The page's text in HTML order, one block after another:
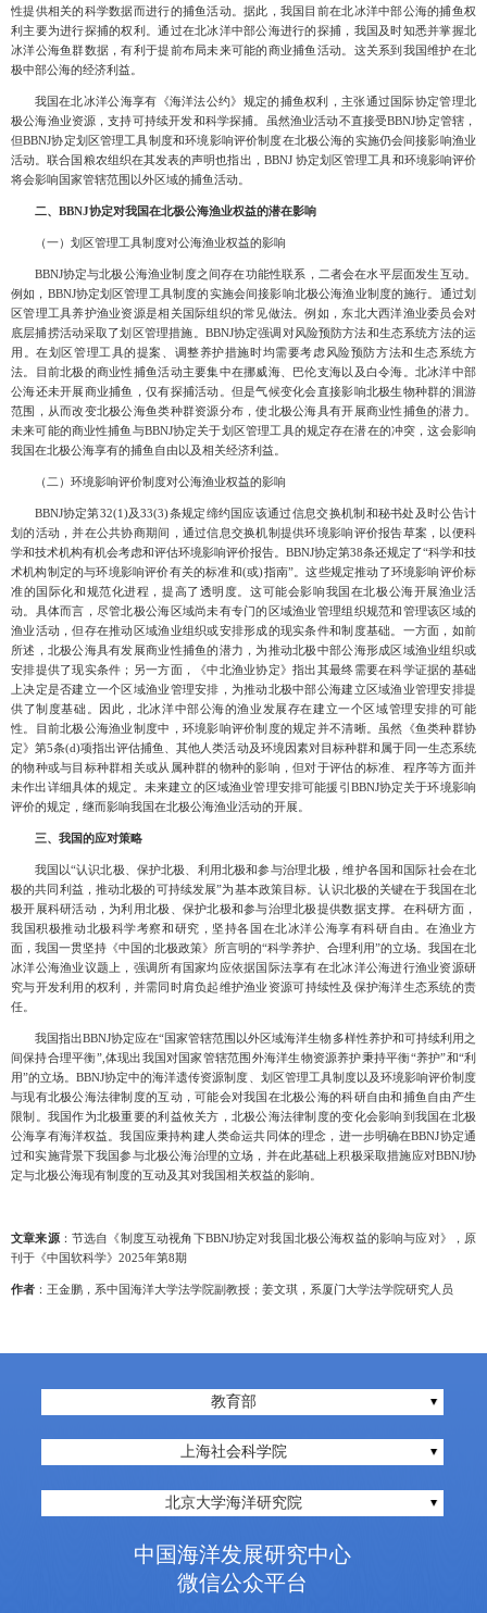
性提供相关的科学数据而进行的捕鱼活动。据此，我国目前在北冰洋中部公海的捕鱼权
利主要为进行探捕的权利。通过在北冰洋中部公海进行的探捕，我国及时知悉并掌握北
冰洋公海鱼群数据，有利于提前布局未来可能的商业捕鱼活动。这关系到我国维护在北
极中部公海的经济利益。
我国在北冰洋公海享有《海洋法公约》规定的捕鱼权利，主张通过国际协定管理北
极公海渔业资源，支持可持续开发和科学探捕。虽然渔业活动不直接受BBNJ协定管辖，
但BBNJ协定划区管理工具制度和环境影响评价制度在北极公海的实施仍会间接影响渔业
活动。联合国粮农组织在其发表的声明也指出，BBNJ 协定划区管理工具和环境影响评价
将会影响国家管辖范围以外区域的捕鱼活动。
二、 BBNJ协定对我国在北极公海渔业权益的潜在影响
（一）划区管理工具制度对公海渔业权益的影响
BBNJ协定与北极公海渔业制度之间存在功能性联系，二者会在水平层面发生互动。
例如，BBNJ协定划区管理工具制度的实施会间接影响北极公海渔业制度的施行。通过划
区管理工具养护渔业资源是相关国际组织的常见做法。例如，东北大西洋渔业委员会对
底层捕捞活动采取了划区管理措施。BBNJ协定强调对风险预防方法和生态系统方法的运
用。在划区管理工具的提案、调整养护措施时均需要考虑风险预防方法和生态系统方
法。目前北极的商业性捕鱼活动主要集中在挪威海、巴伦支海以及白令海。北冰洋中部
公海还未开展商业捕鱼，仅有探捕活动。但是气候变化会直接影响北极生物种群的洄游
范围，从而改变北极公海鱼类种群资源分布，使北极公海具有开展商业性捕鱼的潜力。
未来可能的商业性捕鱼与BBNJ协定关于划区管理工具的规定存在潜在的冲突，这会影响
我国在北极公海享有的捕鱼自由以及相关经济利益。
（二）环境影响评价制度对公海渔业权益的影响
BBNJ协定第32(1)及33(3)条规定缔约国应该通过信息交换机制和秘书处及时公告计
划的活动，并在公共协商期间，通过信息交换机制提供环境影响评价报告草案，以便科
学和技术机构有机会考虑和评估环境影响评价报告。BBNJ协定第38条还规定了“科学和技
术机构制定的与环境影响评价有关的标准和(或)指南”。这些规定推动了环境影响评价标
准的国际化和规范化进程，提高了透明度。这可能会影响我国在北极公海开展渔业活
动。具体而言，尽管北极公海区域尚未有专门的区域渔业管理组织规范和管理该区域的
渔业活动，但存在推动区域渔业组织或安排形成的现实条件和制度基础。一方面，如前
所述，北极公海具有发展商业性捕鱼的潜力，为推动北极中部公海形成区域渔业组织或
安排提供了现实条件；另一方面，《中北渔业协定》指出其最终需要在科学证据的基础
上决定是否建立一个区域渔业管理安排，为推动北极中部公海建立区域渔业管理安排提
供了制度基础。因此，北冰洋中部公海的渔业发展存在建立一个区域管理安排的可能
性。目前北极公海渔业制度中，环境影响评价制度的规定并不清晰。虽然《鱼类种群协
定》第5条(d)项指出评估捕鱼、其他人类活动及环境因素对目标种群和属于同一生态系统
的物种或与目标种群相关或从属种群的物种的影响，但对于评估的标准、程序等方面并
未作出详细具体的规定。未来建立的区域渔业管理安排可能援引BBNJ协定关于环境影响
评价的规定，继而影响我国在北极公海渔业活动的开展。
三、我国的应对策略
我国以“认识北极、保护北极、利用北极和参与治理北极，维护各国和国际社会在北
极的共同利益，推动北极的可持续发展”为基本政策目标。认识北极的关键在于我国在北
极开展科研活动，为利用北极、保护北极和参与治理北极提供数据支撑。在科研方面，
我国积极推动北极科学考察和研究，坚持各国在北冰洋公海享有科研自由。在渔业方
面，我国一贯坚持《中国的北极政策》所言明的“科学养护、合理利用”的立场。我国在北
冰洋公海渔业议题上，强调所有国家均应依据国际法享有在北冰洋公海进行渔业资源研
究与开发利用的权利，并需同时肩负起维护渔业资源可持续性及保护海洋生态系统的责
任。
我国指出BBNJ协定应在“国家管辖范围以外区域海洋生物多样性养护和可持续利用之
间保持合理平衡”,体现出我国对国家管辖范围外海洋生物资源养护秉持平衡“养护”和“利
用”的立场。BBNJ协定中的海洋遗传资源制度、划区管理工具制度以及环境影响评价制度
与现有北极公海法律制度的互动，可能会对我国在北极公海的科研自由和捕鱼自由产生
限制。我国作为北极重要的利益攸关方，北极公海法律制度的变化会影响到我国在北极
公海享有海洋权益。我国应秉持构建人类命运共同体的理念，进一步明确在BBNJ协定通
过和实施背景下我国参与北极公海治理的立场，并在此基础上积极采取措施应对BBNJ协
定与北极公海现有制度的互动及其对我国相关权益的影响。
文章来源：节选自《制度互动视角下BBNJ协定对我国北极公海权益的影响与应对》，原
刊于《中国软科学》2025年第8期
作者 ：王金鹏，系中国海洋大学法学院副教授；姜文琪，系厦门大学法学院研究人员
教育部
上海社会科学院
北京大学海洋研究院
中国海洋发展研究中心
微信公众平台